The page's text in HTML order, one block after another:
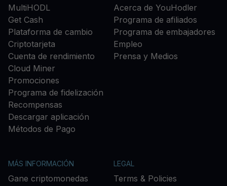
MultiHODL
Get Cash
Plataforma de cambio
Criptotarjeta
Cuenta de rendimiento
Cloud Miner
Promociones
Programa de fidelización
Recompensas
Descargar aplicación
Métodos de Pago
Acerca de YouHodler
Programa de afiliados
Programa de embajadores
Empleo
Prensa y Medios
MÁS INFORMACIÓN
Gane criptomonedas
LEGAL
Terms & Policies